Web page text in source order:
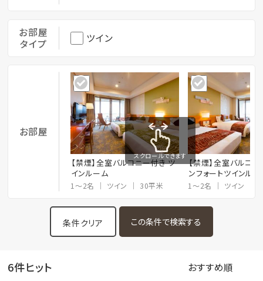
お部屋
タイプ
ツイン
お部屋
【禁煙】全室バルコニー付き ツ
インルーム
1～2名 ツイン 30平米
【禁煙】全室バルコ
ンフォートツインル
1～2名 ツイン
スクロールできます
条件クリア
6件ヒット